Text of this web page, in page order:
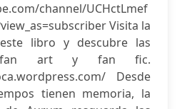
channel/UCHctLmef
Visita la
libro y descubre las
fan art y fan fic.
Desde
tienen memoria, la